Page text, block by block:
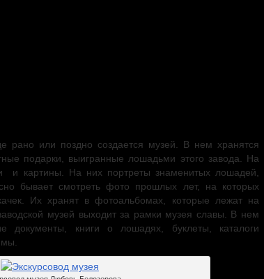
рано или поздно создается музей. В нем хранятся
подарки, выигранные лошадьми этого завода. На
и картины. На них портреты знаменитых лошадей,
бывает смотреть фото прошлых лет, на которых
Их хранят в фотоальбомах, которые лежат на
музей выходит за рамки музея славы. В нем
документы, книги о лошадях, буклеты, каталоги